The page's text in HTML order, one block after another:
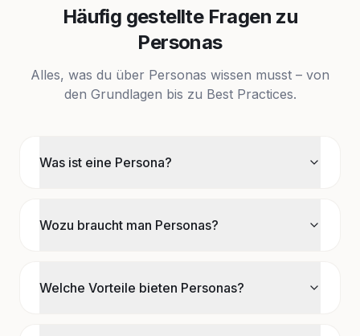
Häufig gestellte Fragen zu
Personas
Alles, was du über Personas wissen musst – von
den Grundlagen bis zu Best Practices.
Was ist eine Persona?
Wozu braucht man Personas?
Welche Vorteile bieten Personas?